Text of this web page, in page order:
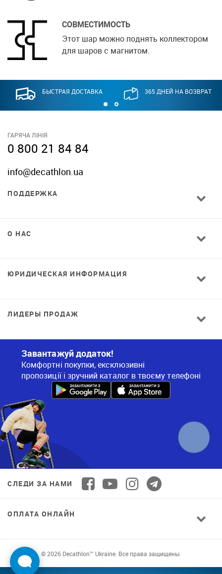
СОВМЕСТИМОСТЬ
Этот шар можно поднять коллектором
для шаров с магнитом.
БЫСТРАЯ ДОСТАВКА 365 ДНЕЙ НА ВОЗВРАТ
ГАРЯЧА ЛІНІЯ
0 800 21 84 84
info@decathlon.ua
ПОДДЕРЖКА
О НАС
ЮРИДИЧЕСКАЯ ИНФОРМАЦИЯ
ЛИДЕРЫ ПРОДАЖ
Завантажуй додаток!
Комфортні покупки, ексклюзивні
пропозиції і зручний каталог в твоєму телефоні
СЛЕДИ ЗА НАМИ
ОПЛАТА ОНЛАЙН
© 2026 Decathlon™ Ukraine. Все права защищены.